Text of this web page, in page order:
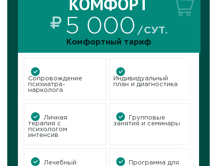
5 000 СУТ.
Комфортный тариф
Сопровождение
психиатра-
нарколога
Индивидуальный
план и диагностика
Личная
терапия с
психологом
интенсив
Групповые
занятия и семинары
Лечебный
Программа для
150 000
МЕС.
Комфортный тариф
Сопровождение
психиатра-
Индивидуальный
план и диагностика
Личная
терапия с
Групповые
занятия и семинары
Лечебный
Программа для